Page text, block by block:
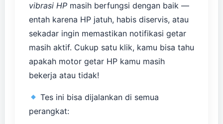
vibrasi HP masih berfungsi dengan baik —
entah karena HP jatuh, habis diservis, atau
sekadar ingin memastikan notifikasi getar
masih aktif. Cukup satu klik, kamu bisa tahu
apakah motor getar HP kamu masih
bekerja atau tidak!
Tes ini bisa dijalankan di semua
perangkat: